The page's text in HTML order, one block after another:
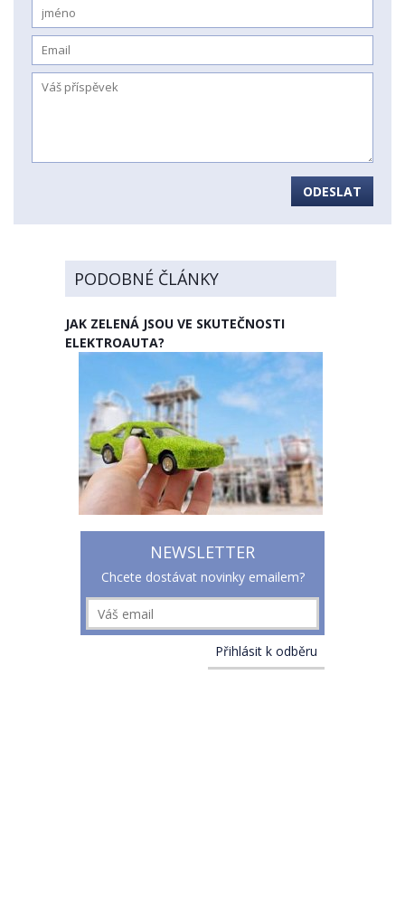
ODESLAT
PODOBNÉ ČLÁNKY
JAK ZELENÁ JSOU VE SKUTEČNOSTI
ELEKTROAUTA?
NEWSLETTER
Chcete dostávat novinky emailem?